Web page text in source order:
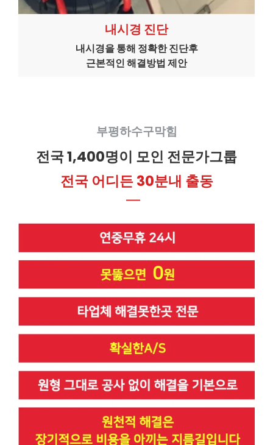
내시경 진단
내시경을 통해 정확한 진단후
근본적인 해결방법 제안
부평하수구막힘
전국 1,400명이 모인 전문가그룹
전국 어디든 30분내 출동